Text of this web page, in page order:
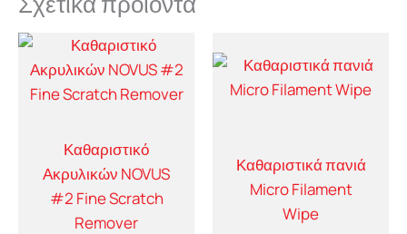
Καθαριστικό
Ακρυλικών NOVUS
#2 Fine Scratch
Remover
Καθαριστικά πανιά
Micro Filament
Wipe